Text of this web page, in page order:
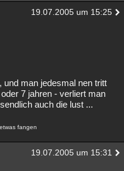
19.07.2005 um 15:25
und man jedesmal nen tritt
7 jahren - verliert man
auch die lust ...
fangen
19.07.2005 um 15:31